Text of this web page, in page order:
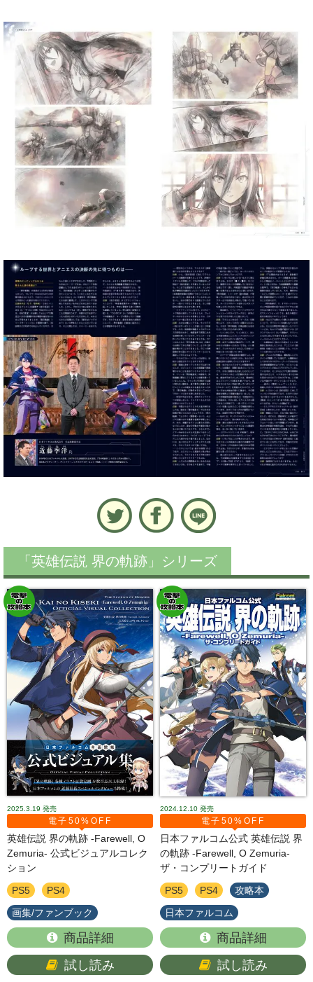
「英雄伝説 界の軌跡」シリーズ
2025.3.19 発売
電子50%OFF
英雄伝説 界の軌跡 -Farewell, O
Zemuria- 公式ビジュアルコレク
ション
PS5 PS4
画集/ファンブック
商品詳細
試し読み
2024.12.10 発売
電子50%OFF
日本ファルコム公式 英雄伝説 界
の軌跡 -Farewell, O Zemuria-
ザ・コンプリートガイド
PS5 PS4 攻略本
日本ファルコム
商品詳細
試し読み